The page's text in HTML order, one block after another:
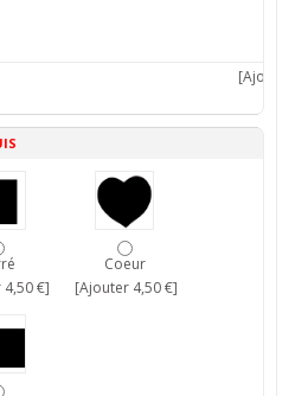
€]
Coeur
[Ajouter 4,50 €]